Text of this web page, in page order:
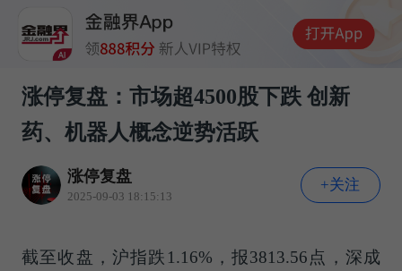
涨停复盘：市场超4500股下跌 创新
药、机器人概念逆势活跃
涨停复盘
2025-09-03 18:15:13
+关注
截至收盘，沪指跌1.16%，报3813.56点，深成